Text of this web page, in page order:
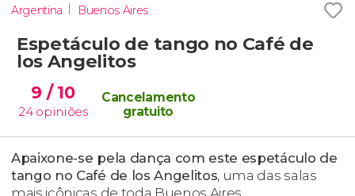
Argentina Buenos Aires
Espetáculo de tango no Café de
los Angelitos
9 / 10
24 opiniões
Cancelamento
gratuito
Apaixone-se pela dança com este espetáculo de
tango no Café de los Angelitos, uma das salas
mais icônicas de toda Buenos Aires.